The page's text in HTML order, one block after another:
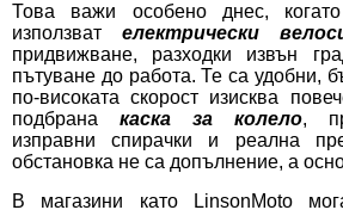
Това важи особено днес,
използват електрически
придвижване, разходки извън
пътуване до работа. Те са удобни,
по-високата скорост изисква
подбрана каска за колело,
изправни спирачки и реална
обстановка не са допълнение, а
В магазини като LinsonMoto